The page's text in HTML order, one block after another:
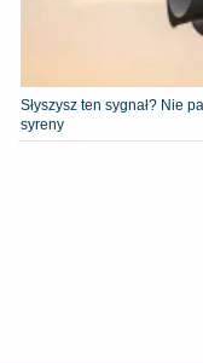
Słyszysz ten sygnał? Nie
syreny